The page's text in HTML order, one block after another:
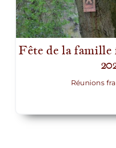
Fête de la
Réunions